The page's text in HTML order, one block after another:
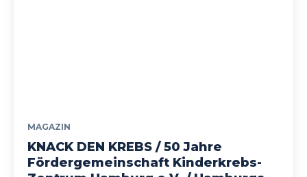
MAGAZIN
KNACK DEN KREBS / 50 Jahre
Fördergemeinschaft Kinderkrebs-